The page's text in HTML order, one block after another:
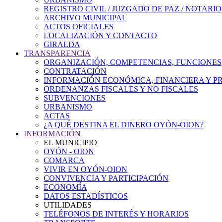
REGISTRO CIVIL / JUZGADO DE PAZ / NOTARIO
ARCHIVO MUNICIPAL
ACTOS OFICIALES
LOCALIZACIÓN Y CONTACTO
GIRALDA
TRANSPARENCIA
ORGANIZACIÓN, COMPETENCIAS, FUNCIONES
CONTRATACIÓN
INFORMACIÓN ECONÓMICA, FINANCIERA Y
ORDENANZAS FISCALES Y NO FISCALES
SUBVENCIONES
URBANISMO
ACTAS
¿A QUÉ DESTINA EL DINERO OYÓN-OION?
INFORMACIÓN
EL MUNICIPIO
OYÓN - OION
COMARCA
VIVIR EN OYÓN-OION
CONVIVENCIA Y PARTICIPACIÓN
ECONOMÍA
DATOS ESTADÍSTICOS
UTILIDADES
TELÉFONOS DE INTERÉS Y HORARIOS